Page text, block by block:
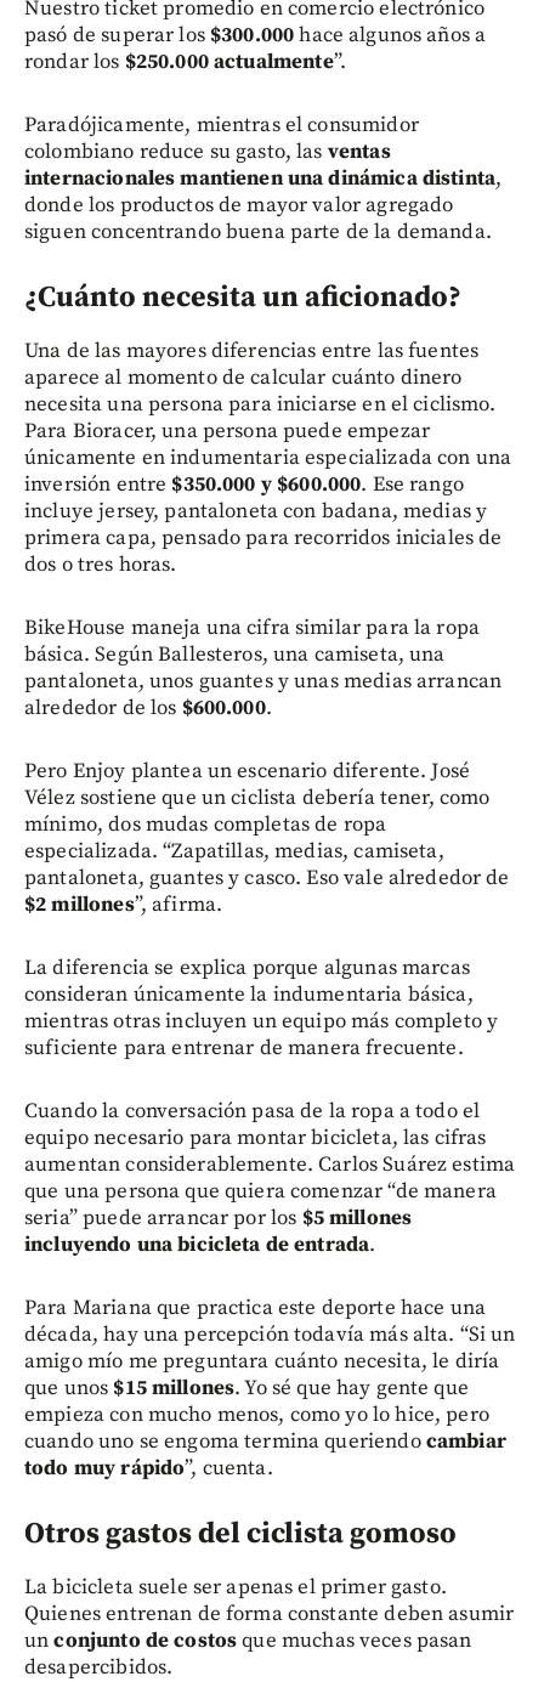
Nuestro ticket promedio en comercio electrónico
pasó de superar los $300.000hace algunos años a
rondar los $250.000 actualmente”.
Paradójicamente, mientras el consumidor
colombiano reduce su gasto, las ventas
internacionales mantienen una dinámica distinta,
donde los productos de mayor valor agregado
siguen concentrando buena parte de la demanda.
¿Cuánto necesita un aficionado?
Una de las mayores diferencias entre las fuentes
aparece al momento de calcular cuánto dinero
necesita una persona para iniciarse en el ciclismo.
Para Bioracer, una persona puede empezar
únicamente en indumentaria especializada con una
inversión entre $350.000 y $600.000. Ese rango
incluye jersey, pantaloneta con badana, medias y
primera capa, pensado para recorridos iniciales de
dos o tres horas.
BikeHouse maneja una cifra similar para la ropa
básica. Según Ballesteros, una camiseta, una
pantaloneta, unos guantes y unas medias arrancan
alrededor de los $600.000.
Pero Enjoy plantea un escenario diferente. José
Vélez sostiene que un ciclista debería tener, como
mínimo, dos mudas completas de ropa
especializada. “Zapatillas, medias, camiseta,
pantaloneta, guantes y casco. Eso vale alrededor de
$2 millones”, afirma.
La diferencia se explica porque algunas marcas
consideran únicamente la indumentaria básica,
mientras otras incluyen un equipo más completo y
suficiente para entrenar de manera frecuente.
Cuando la conversación pasa de la ropa a todo el
equipo necesario para montar bicicleta, las cifras
aumentan considerablemente. Carlos Suárez estima
que una persona que quiera comenzar “de manera
seria” puede arrancar por los $5 millones
incluyendo una bicicleta de entrada.
Para Mariana que practica este deporte hace una
década, hay una percepción todavía más alta. “Si un
amigo mío me preguntara cuánto necesita, le diría
que unos $15 millones. Yo sé que hay gente que
empieza con mucho menos, como yo lo hice, pero
cuando uno se engoma termina queriendocambiar
todo muy rápido”, cuenta.
Otros gastos del ciclista gomoso
La bicicleta suele ser apenas el primer gasto.
Quienes entrenan de forma constante deben asumir
unconjunto de costosque muchas veces pasan
desapercibidos.